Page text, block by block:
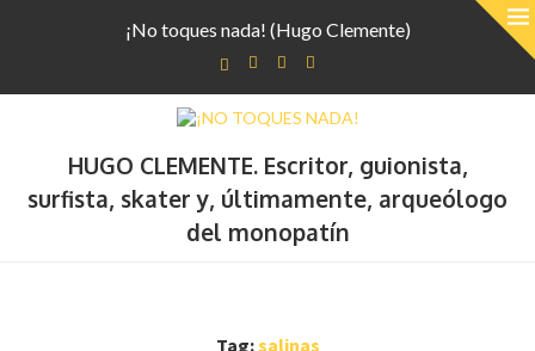
¡No toques nada! (Hugo Clemente)
HUGO CLEMENTE. Escritor, guionista,
surfista, skater y, últimamente, arqueólogo
del monopatín
Tag:salinas